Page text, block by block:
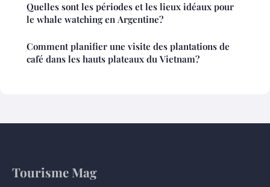
Quelles sont les périodes et les lieux idéaux pour
le whale watching en Argentine?
Comment planifier une visite des plantations de
café dans les hauts plateaux du Vietnam?
Tourisme Mag